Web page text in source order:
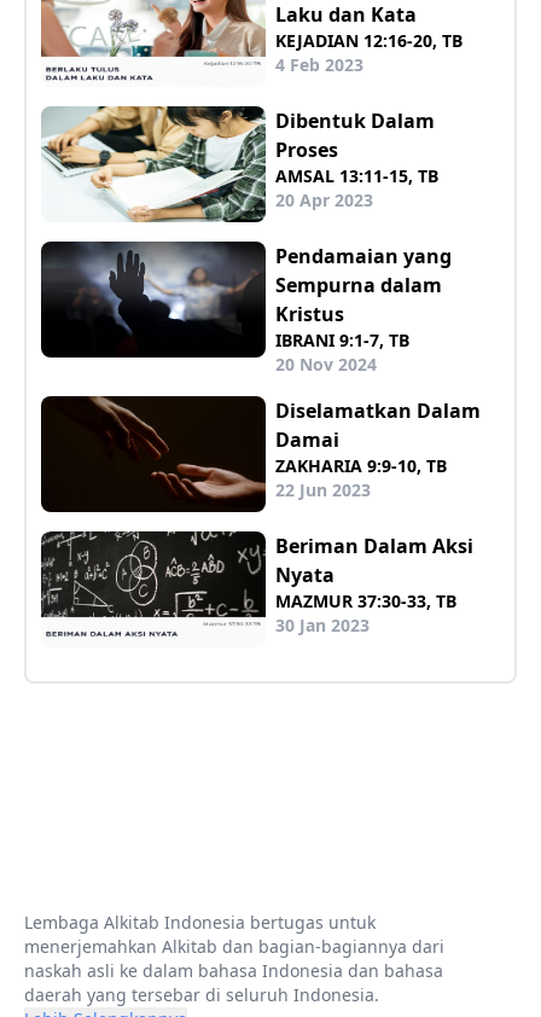
Laku dan Kata
KEJADIAN 12:16-20, TB
4 Feb 2023
Dibentuk Dalam
Proses
AMSAL 13:11-15, TB
20 Apr 2023
Pendamaian yang
Sempurna dalam
Kristus
IBRANI 9:1-7, TB
20 Nov 2024
Diselamatkan Dalam
Damai
ZAKHARIA 9:9-10, TB
22 Jun 2023
Beriman Dalam Aksi
Nyata
MAZMUR 37:30-33, TB
30 Jan 2023
Lembaga Alkitab Indonesia bertugas untuk
menerjemahkan Alkitab dan bagian-bagiannya dari
naskah asli ke dalam bahasa Indonesia dan bahasa
daerah yang tersebar di seluruh Indonesia.